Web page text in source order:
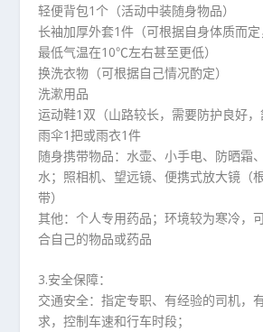
轻便背包1个（活动中装随身物品）
长袖加厚外套1件（可根据自身体质而
最低气温在10℃左右甚至更低）
换洗衣物（可根据自己情况酌定）
洗漱用品
运动鞋1双（山路较长，需要防护良好，
雨伞1把或雨衣1件
随身携带物品：水壶、小手电、防晒霜
水；照相机、望远镜、便携式放大镜（
带）
其他：个人专用药品；环境较为寒冷，
合自己的物品或药品
3.安全保障：
交通安全：指定专职、有经验的司机，
求，控制车速和行车时段；